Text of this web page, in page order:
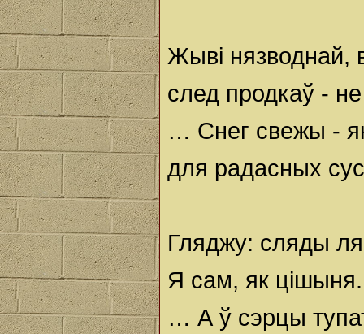
Жыві нязводнай,
след продкаў -
… Снег свежы -
для радасных
Гляджу: сляды
Я сам, як цішыня.
… А ў сэрцы